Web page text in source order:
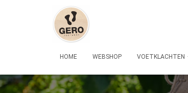
HOME WEBSHOP VOETKLACHTEN